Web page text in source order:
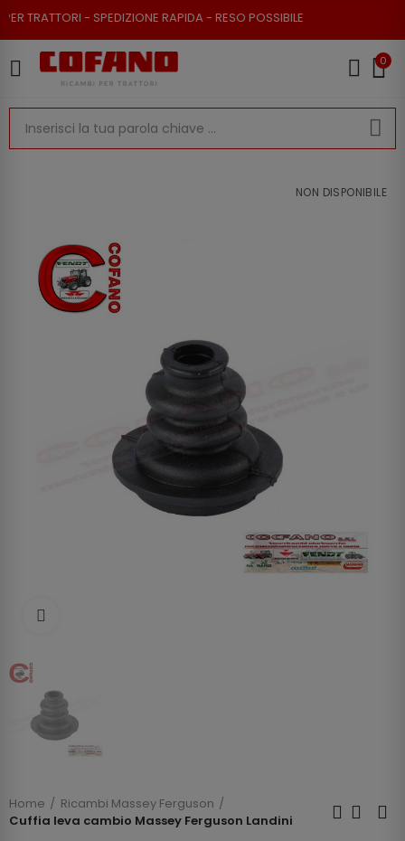
- SPEDIZIONE RAPIDA - RESO POSSIBILE
0
NON DISPONIBILE
Home
Ricambi Massey Ferguson
Cuffia leva cambio Massey Ferguson Landini